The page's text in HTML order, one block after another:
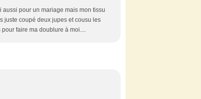
pour un mariage mais mon tissu
juste coupé deux jupes et cousu les
faire ma doublure à moi....